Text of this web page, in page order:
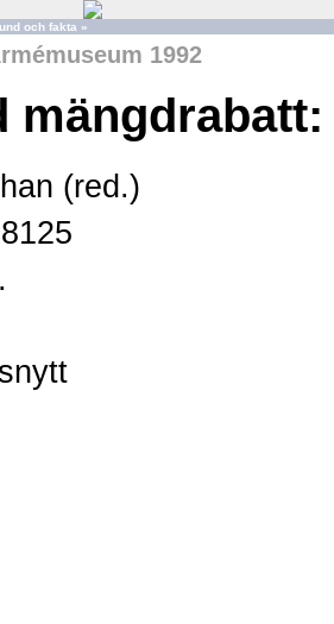
och fakta »
1992
mängdrabatt:
(red.)